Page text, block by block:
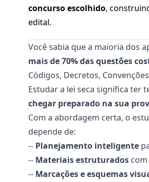
concurso escolhido,
edital.
Você sabia que a maioria dos
mais de 70% das questões
Códigos, Decretos,
Estudar a lei seca significa ter
chegar preparado na sua
Com a abordagem certa, o
depende de:
-- Planejamento inteligente
-- Materiais estruturados
-- Marcações e esquemas